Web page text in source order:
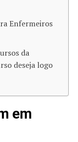
Enfermeiros
da
deseja logo
em